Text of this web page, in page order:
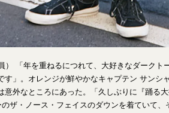
） 「年を重ねるにつれて、大好きなダークト
す」。オレンジが鮮やかなキャプテン サンシ
意外なところにあった。「久しぶりに『踊る
ザ・ノース・フェイスのダウンを着ていて